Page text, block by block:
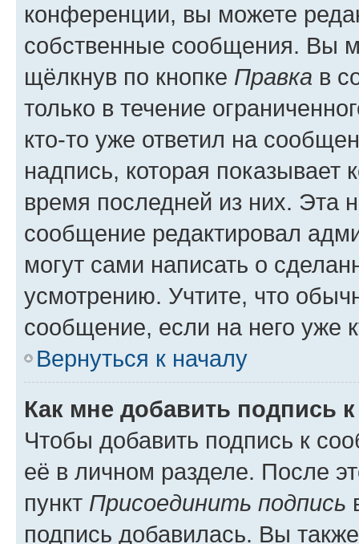
конференции, вы можете
собственные сообщения. Вы
щёлкнув по кнопке Правка в
только в течение
кто-то уже ответил на
надпись, которая показывает
время последней из них. Эта
сообщение редактировал
могут сами написать о
усмотрению. Учтите, что
сообщение, если на него уже
Вернуться к началу
Как мне добавить подпись
Чтобы добавить подпись к
её в личном разделе. После
пункт Присоединить подпись
подпись добавилась. Вы